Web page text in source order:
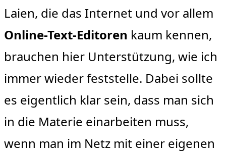
Laien, die das Internet und vor allem
Online-Text-Editoren kaum kennen,
brauchen hier Unterstützung, wie ich
immer wieder feststelle. Dabei sollte
es eigentlich klar sein, dass man sich
in die Materie einarbeiten muss,
wenn man im Netz mit einer eigenen